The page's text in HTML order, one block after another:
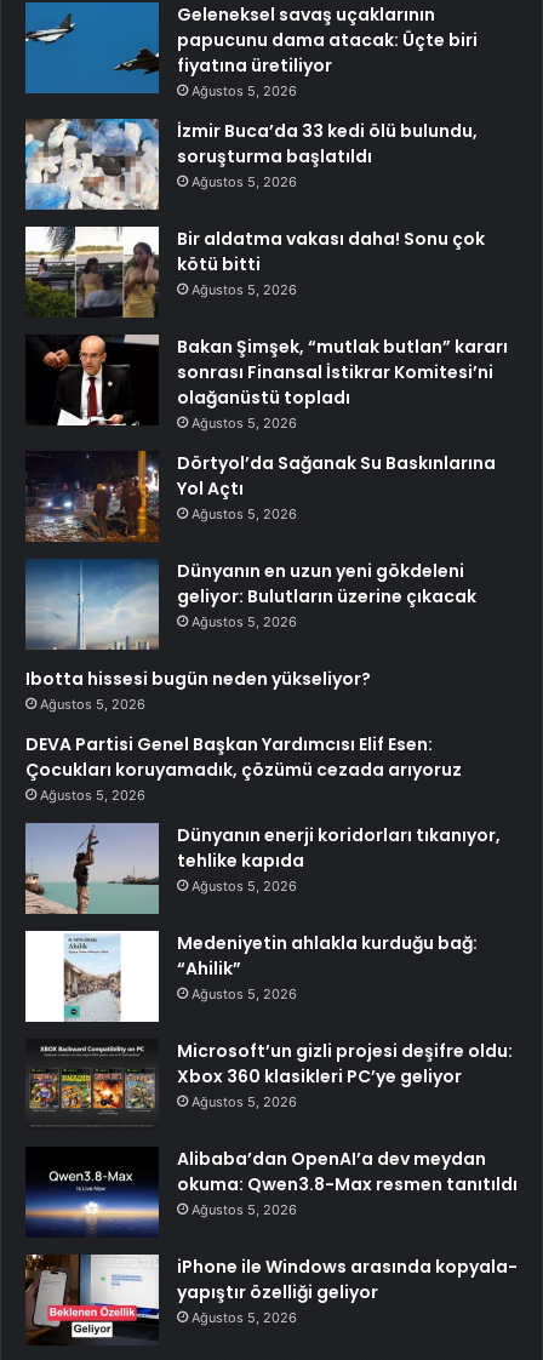
Geleneksel savaş uçaklarının
papucunu dama atacak: Üçte biri
fiyatına üretiliyor
Ağustos 5, 2026
İzmir Buca’da 33 kedi ölü bulundu,
soruşturma başlatıldı
Ağustos 5, 2026
Bir aldatma vakası daha! Sonu çok
kötü bitti
Ağustos 5, 2026
Bakan Şimşek, “mutlak butlan” kararı
sonrası Finansal İstikrar Komitesi’ni
olağanüstü topladı
Ağustos 5, 2026
Dörtyol’da Sağanak Su Baskınlarına
Yol Açtı
Ağustos 5, 2026
Dünyanın en uzun yeni gökdeleni
geliyor: Bulutların üzerine çıkacak
Ağustos 5, 2026
Ibotta hissesi bugün neden yükseliyor?
Ağustos 5, 2026
DEVA Partisi Genel Başkan Yardımcısı Elif Esen:
Çocukları koruyamadık, çözümü cezada arıyoruz
Ağustos 5, 2026
Dünyanın enerji koridorları tıkanıyor,
tehlike kapıda
Ağustos 5, 2026
Medeniyetin ahlakla kurduğu bağ:
“Ahilik”
Ağustos 5, 2026
Microsoft’un gizli projesi deşifre oldu:
Xbox 360 klasikleri PC’ye geliyor
Ağustos 5, 2026
Alibaba’dan OpenAI’a dev meydan
okuma: Qwen3.8-Max resmen tanıtıldı
Ağustos 5, 2026
iPhone ile Windows arasında kopyala-
yapıştır özelliği geliyor
Ağustos 5, 2026